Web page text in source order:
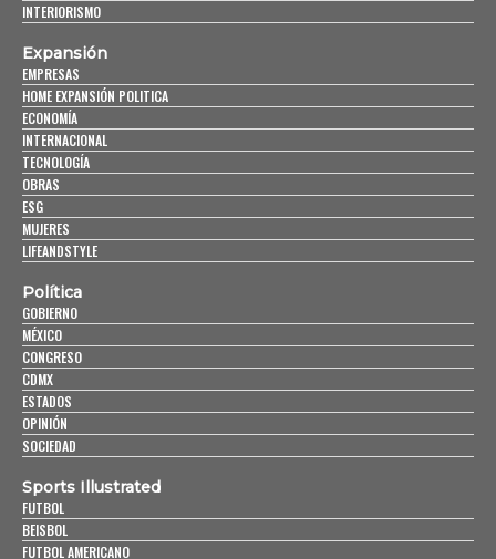
INTERIORISMO
Expansión
EMPRESAS
HOME EXPANSIÓN POLITICA
ECONOMÍA
INTERNACIONAL
TECNOLOGÍA
OBRAS
ESG
MUJERES
LIFEANDSTYLE
Política
GOBIERNO
MÉXICO
CONGRESO
CDMX
ESTADOS
OPINIÓN
SOCIEDAD
Sports Illustrated
FUTBOL
BEISBOL
FUTBOL AMERICANO